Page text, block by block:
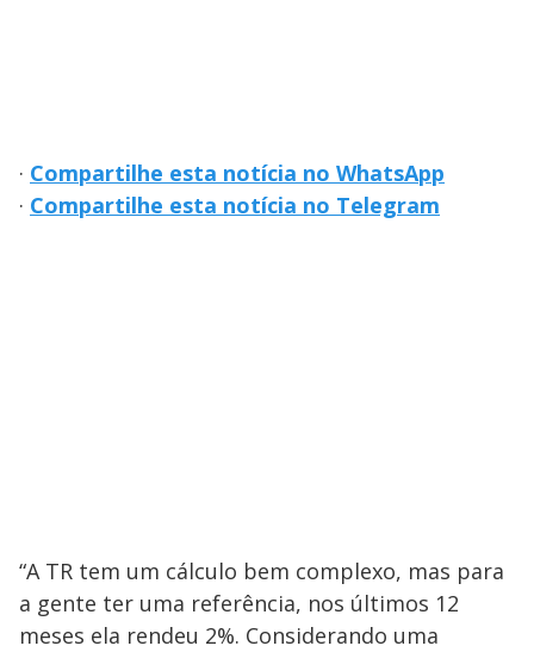
· Compartilhe esta notícia no WhatsApp
· Compartilhe esta notícia no Telegram
“A TR tem um cálculo bem complexo, mas para
a gente ter uma referência, nos últimos 12
meses ela rendeu 2%. Considerando uma